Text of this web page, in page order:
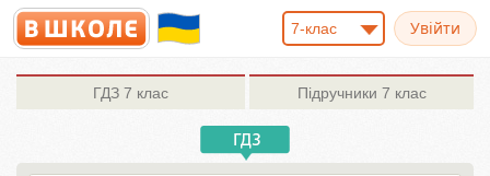
7-клас
ГДЗ 7 клас Підручники 7 клас